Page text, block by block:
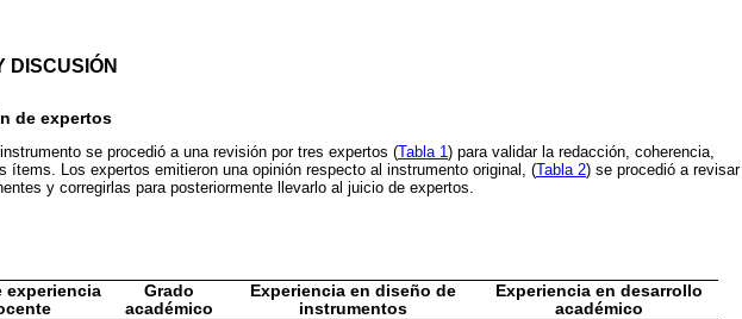
DISCUSIÓN
de expertos
se procedió a una revisión por tres expertos (Tabla 1) para validar la redacción, coherencia,
ítems. Los expertos emitieron una opinión respecto al instrumento original, (Tabla 2) se procedió a revisar
y corregirlas para posteriormente llevarlo al juicio de expertos.
experiencia
Grado
académico
Experiencia en diseño de
instrumentos
Experiencia en desarrollo
académico